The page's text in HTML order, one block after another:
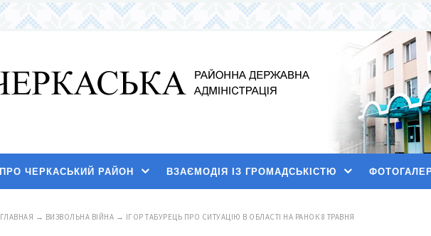
ПРО ЧЕРКАСЬКИЙ РАЙОН ВЗАЄМОДІЯ ІЗ ГРОМАДСЬКІСТЮ
ГЛАВНАЯ → ВИЗВОЛЬНА ВІЙНА → ІГОР ТАБУРЕЦЬ ПРО СИТУАЦІЮ В ОБЛАСТІ НА РАНОК 8 ТРАВНЯ